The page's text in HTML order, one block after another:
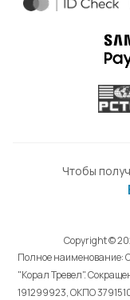
Чтобы
Copyright ©
Полное наименование:
"Корал Тревел".
191299923, ОКПО